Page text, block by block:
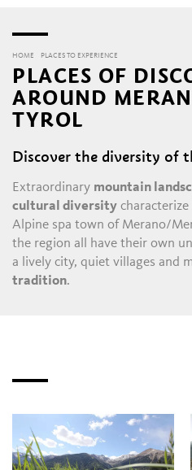
HOME PLACES TO EXPERIENCE
PLACES OF
AROUND
TYROL
Discover the diversity of
Extraordinary mountain
cultural diversity
Alpine spa town of Merano/
the region all have their own
a lively city, quiet villages and
tradition.